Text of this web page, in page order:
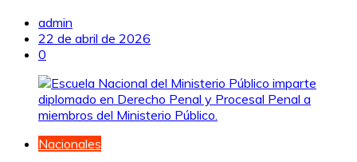
admin
22 de abril de 2026
0
Nacionales